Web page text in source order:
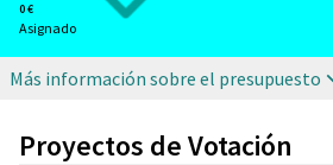
0 €
Asignado
Más información sobre el presupuesto
Proyectos de Votación